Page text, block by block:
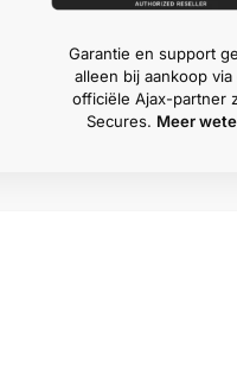
Garantie en support
alleen bij aankoop via
officiële Ajax-partner
Secures. Meer